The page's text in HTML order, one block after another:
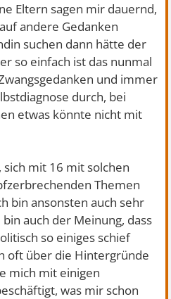
Eltern sagen mir dauernd,
andere Gedanken
suchen dann hätte der
so einfach ist das nunmal
und immer
durch, bei
etwas könnte nicht mit
mit 16 mit solchen
Themen
bin ansonsten auch sehr
auch der Meinung, dass
so einiges schief
oft über die Hintergründe
mich mit einigen
was mir schon